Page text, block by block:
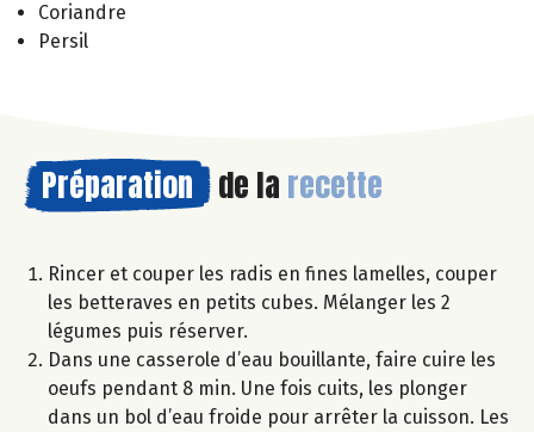
Coriandre
Persil
Préparation de la recette
Rincer et couper les radis en fines lamelles, couper
les betteraves en petits cubes. Mélanger les 2
légumes puis réserver.
Dans une casserole d’eau bouillante, faire cuire les
oeufs pendant 8 min. Une fois cuits, les plonger
dans un bol d’eau froide pour arrêter la cuisson. Les